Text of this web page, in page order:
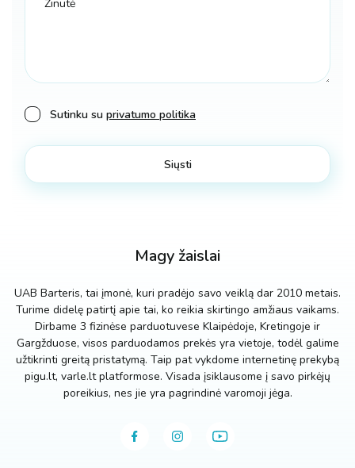
Sutinku su privatumo politika
Magy žaislai
UAB Barteris, tai įmonė, kuri pradėjo savo veiklą dar 2010 metais.
Turime didelę patirtį apie tai, ko reikia skirtingo amžiaus vaikams.
Dirbame 3 fizinėse parduotuvese Klaipėdoje, Kretingoje ir
Gargžduose, visos parduodamos prekės yra vietoje, todėl galime
užtikrinti greitą pristatymą. Taip pat vykdome internetinę prekybą
pigu.lt, varle.lt platformose. Visada įsiklausome į savo pirkėjų
poreikius, nes jie yra pagrindinė varomoji jėga.